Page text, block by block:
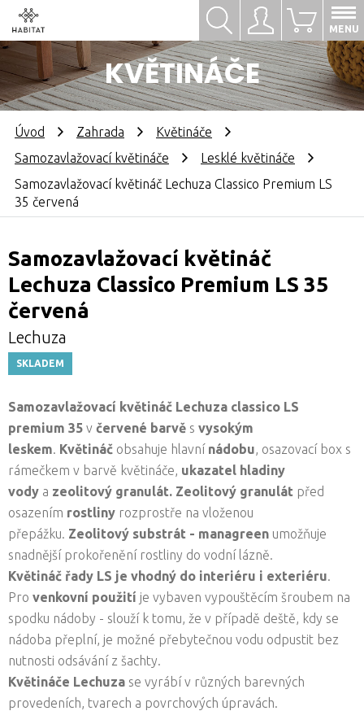
Přihlásit se
KVĚTINÁČE
0
MENU
Hledat
Úvod Zahrada
Květináče
Samozavlažovací květináče
Lesklé květináče
Samozavlažovací květináč Lechuza Classico Premium LS
35 červená
Samozavlažovací květináč
Lechuza Classico Premium LS 35
červená
Lechuza
SKLADEM
Samozavlažovací květináč Lechuza classico LS
premium 35 v červené barvě s vysokým
leskem. Květináč obsahuje hlavní nádobu, osazovací box s
rámečkem v barvě květináče, ukazatel hladiny
vody a zeolitový granulát. Zeolitový granulát před
osazením rostliny rozprostře na vloženou
přepážku. Zeolitový substrát - managreen umožňuje
snadnější prokořenění rostliny do vodní lázně.
Květináč řady LS je vhodný do interiéru i exteriéru.
Pro venkovní použití je vybaven vypouštěcím šroubem na
spodku nádoby - slouží k tomu, že v případě deště, kdy se
nádoba přeplní, je možné přebytečnou vodu odpustit bez
nutnosti odsávání z šachty.
Květináče Lechuza se vyrábí v různých barevných
provedeních, tvarech a povrchových úpravách.